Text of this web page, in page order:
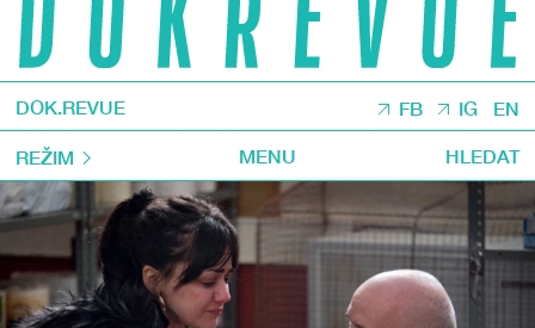
DOK.REVUE FB IG EN
REŽIM MENU HLEDAT